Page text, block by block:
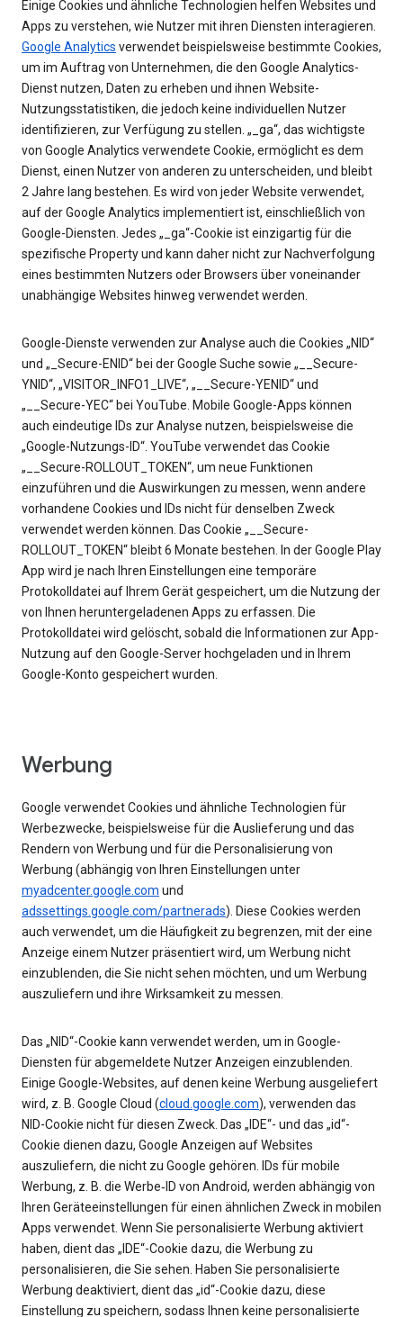
Einige Cookies und ähnliche Technologien helfen Websites und
Apps zu verstehen, wie Nutzer mit ihren Diensten interagieren.
Google Analytics verwendet beispielsweise bestimmte Cookies,
um im Auftrag von Unternehmen, die den Google Analytics-
Dienst nutzen, Daten zu erheben und ihnen Website-
Nutzungsstatistiken, die jedoch keine individuellen Nutzer
identifizieren, zur Verfügung zu stellen. „_ga“, das wichtigste
von Google Analytics verwendete Cookie, ermöglicht es dem
Dienst, einen Nutzer von anderen zu unterscheiden, und bleibt
2 Jahre lang bestehen. Es wird von jeder Website verwendet,
auf der Google Analytics implementiert ist, einschließlich von
Google-Diensten. Jedes „_ga“-Cookie ist einzigartig für die
spezifische Property und kann daher nicht zur Nachverfolgung
eines bestimmten Nutzers oder Browsers über voneinander
unabhängige Websites hinweg verwendet werden.
Google-Dienste verwenden zur Analyse auch die Cookies „NID“
und „_Secure-ENID“ bei der Google Suche sowie „__Secure-
YNID“, „VISITOR_INFO1_LIVE“, „__Secure-YENID“ und
„__Secure-YEC“ bei YouTube. Mobile Google-Apps können
auch eindeutige IDs zur Analyse nutzen, beispielsweise die
„Google-Nutzungs-ID“. YouTube verwendet das Cookie
„__Secure-ROLLOUT_TOKEN“, um neue Funktionen
einzuführen und die Auswirkungen zu messen, wenn andere
vorhandene Cookies und IDs nicht für denselben Zweck
verwendet werden können. Das Cookie „__Secure-
ROLLOUT_TOKEN“ bleibt 6 Monate bestehen. In der Google Play
App wird je nach Ihren Einstellungen eine temporäre
Protokolldatei auf Ihrem Gerät gespeichert, um die Nutzung der
von Ihnen heruntergeladenen Apps zu erfassen. Die
Protokolldatei wird gelöscht, sobald die Informationen zur App-
Nutzung auf den Google-Server hochgeladen und in Ihrem
Google-Konto gespeichert wurden.
Werbung
Google verwendet Cookies und ähnliche Technologien für
Werbezwecke, beispielsweise für die Auslieferung und das
Rendern von Werbung und für die Personalisierung von
Werbung (abhängig von Ihren Einstellungen unter
myadcenter.google.com und
adssettings.google.com/partnerads). Diese Cookies werden
auch verwendet, um die Häufigkeit zu begrenzen, mit der eine
Anzeige einem Nutzer präsentiert wird, um Werbung nicht
einzublenden, die Sie nicht sehen möchten, und um Werbung
auszuliefern und ihre Wirksamkeit zu messen.
Das „NID“-Cookie kann verwendet werden, um in Google-
Diensten für abgemeldete Nutzer Anzeigen einzublenden.
Einige Google-Websites, auf denen keine Werbung ausgeliefert
wird, z. B. Google Cloud (cloud.google.com), verwenden das
NID-Cookie nicht für diesen Zweck. Das „IDE“- und das „id“-
Cookie dienen dazu, Google Anzeigen auf Websites
auszuliefern, die nicht zu Google gehören. IDs für mobile
Werbung, z. B. die Werbe‑ID von Android, werden abhängig von
Ihren Geräteeinstellungen für einen ähnlichen Zweck in mobilen
Apps verwendet. Wenn Sie personalisierte Werbung aktiviert
haben, dient das „IDE“-Cookie dazu, die Werbung zu
personalisieren, die Sie sehen. Haben Sie personalisierte
Werbung deaktiviert, dient das „id“-Cookie dazu, diese
Einstellung zu speichern, sodass Ihnen keine personalisierte